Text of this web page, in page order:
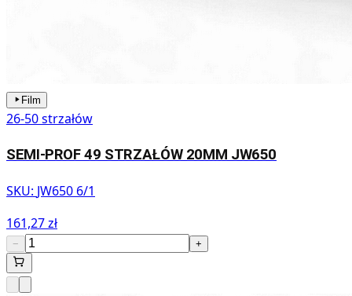
Film
26-50 strzałów
SEMI-PROF 49 STRZAŁÓW 20MM JW650
SKU: JW650 6/1
161,27 zł
− +